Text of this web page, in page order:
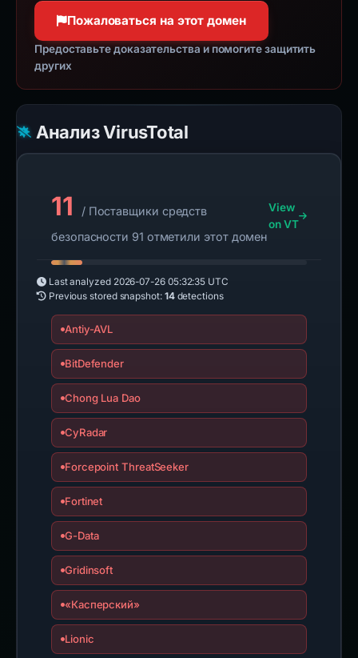
Пожаловаться на этот домен
Предоставьте доказательства и помогите защитить
других
Анализ VirusTotal
11
/ Поставщики средств
безопасности 91 отметили этот домен
View
on VT
Last analyzed 2026-07-26 05:32:35 UTC
Previous stored snapshot: 14detections
Antiy-AVL
BitDefender
Chong Lua Dao
CyRadar
Forcepoint ThreatSeeker
Fortinet
G-Data
Gridinsoft
«Касперский»
Lionic